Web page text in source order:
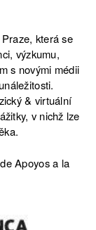
která se
výzkumu,
s novými médii
& virtuální
v nichž lze
Apoyos a la